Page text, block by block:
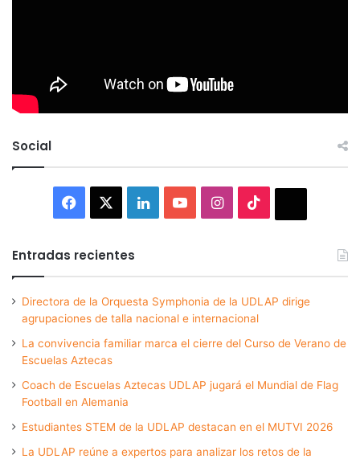
Social
Facebook LinkedInYouTubeInstagram
Entradas recientes
Directora de la Orquesta Symphonia de la UDLAP dirige
agrupaciones de talla nacional e internacional
La convivencia familiar marca el cierre del Curso de Verano de
Escuelas Aztecas
Coach de Escuelas Aztecas UDLAP jugará el Mundial de Flag
Football en Alemania
Estudiantes STEM de la UDLAP destacan en el MUTVI 2026
La UDLAP reúne a expertos para analizar los retos de la